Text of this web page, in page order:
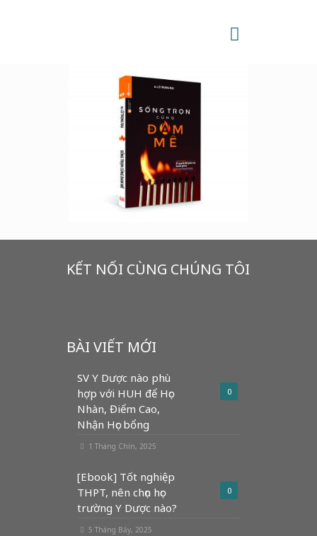
KẾT NỐI CÙNG CHÚNG TÔI
BÀI VIẾT MỚI
0
SV Y Dược nào phù
hợp với HUH để Học
Nhàn, Điểm Cao,
Nhận Học bổng
1 Tháng Chín, 2025
0
[Ebook] Tốt nghiệp
THPT, nên chọn học
trường Y Dược nào?
5 Tháng Bảy, 2025